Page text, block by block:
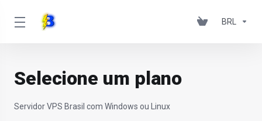
BRL
Selecione um plano
Servidor VPS Brasil com Windows ou Linux